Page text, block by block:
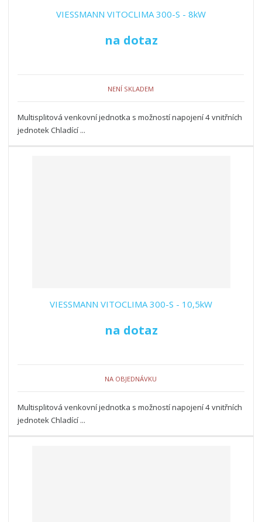
VIESSMANN VITOCLIMA 300-S - 8kW
na dotaz
NENÍ SKLADEM
Multisplitová venkovní jednotka s možností napojení 4 vnitřních
jednotek Chladící ...
VIESSMANN VITOCLIMA 300-S - 10,5kW
na dotaz
NA OBJEDNÁVKU
Multisplitová venkovní jednotka s možností napojení 4 vnitřních
jednotek Chladící ...